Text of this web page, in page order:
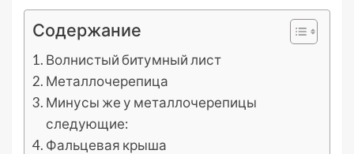
Содержание
Волнистый битумный лист
Металлочерепица
Минусы же у металлочерепицы
следующие:
Фальцевая крыша